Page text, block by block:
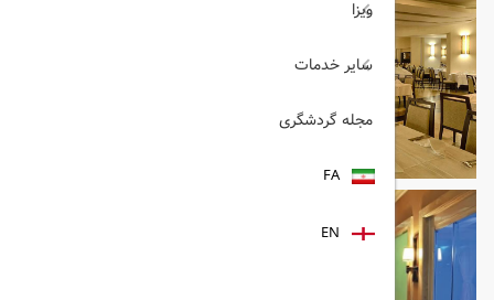
ویزا
سایر خدمات
مجله گردشگری
FA
EN